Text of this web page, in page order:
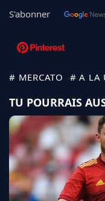
S'abonner
# MERCATO # A LA
TU POURRAIS